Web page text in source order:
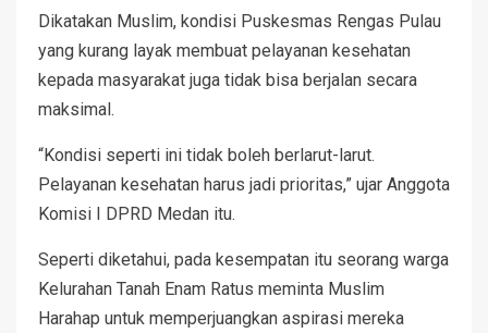
Dikatakan Muslim, kondisi Puskesmas Rengas Pulau
yang kurang layak membuat pelayanan kesehatan
kepada masyarakat juga tidak bisa berjalan secara
maksimal.
“Kondisi seperti ini tidak boleh berlarut-larut.
Pelayanan kesehatan harus jadi prioritas,” ujar Anggota
Komisi I DPRD Medan itu.
Seperti diketahui, pada kesempatan itu seorang warga
Kelurahan Tanah Enam Ratus meminta Muslim
Harahap untuk memperjuangkan aspirasi mereka